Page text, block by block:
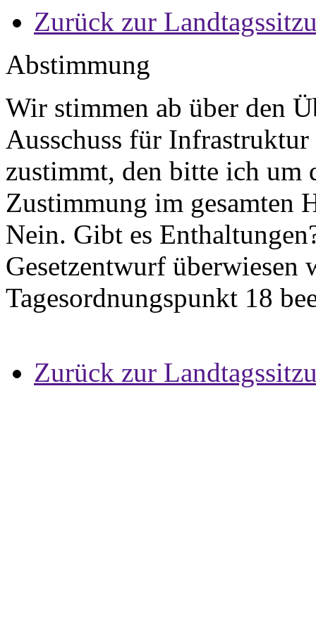
Zurück zur
Abstimmung
Wir stimmen ab über den
Ausschuss für
zustimmt, den bitte ich um
Zustimmung im gesamten
Nein. Gibt es
Gesetzentwurf überwiesen
Tagesordnungspunkt 18
Zurück zur